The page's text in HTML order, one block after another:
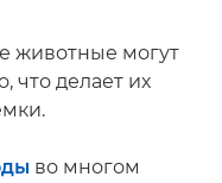
животные могут
что делает их
во многом